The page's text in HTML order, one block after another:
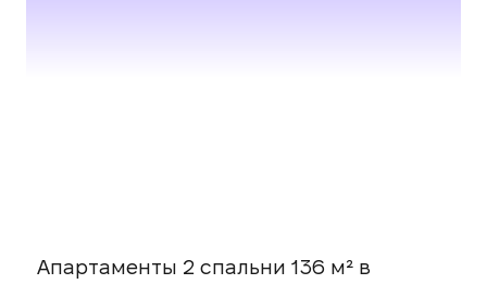
Апартаменты 2 спальни 136 м² в